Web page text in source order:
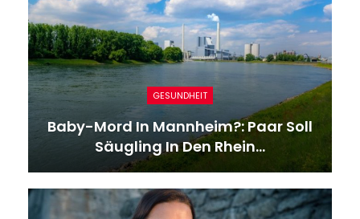
GESUNDHEIT
Baby-Mord In Mannheim?: Paar Soll
Säugling In Den Rhein…